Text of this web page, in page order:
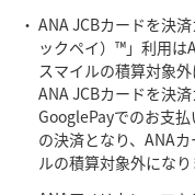
ANA JCBカードを決
ックペイ）™」利用は
スマイルの積算対象外
ANA JCBカードを決
GooglePayでのお支
の決済となり、ANA
ルの積算対象外になり